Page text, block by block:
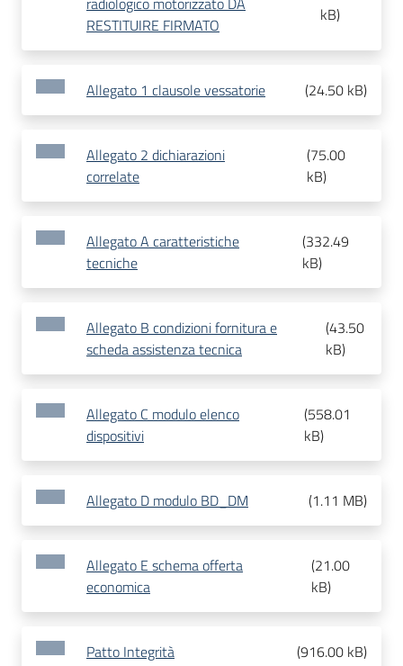
RESTITUIRE FIRMATO
kB)
Allegato 1 clausole vessatorie (24.50 kB)
Allegato 2 dichiarazioni
correlate
(75.00
kB)
Allegato A caratteristiche
tecniche
(332.49
kB)
Allegato B condizioni fornitura e
scheda assistenza tecnica
(43.50
kB)
Allegato C modulo elenco
dispositivi
(558.01
kB)
Allegato D modulo BD_DM (1.11 MB)
Allegato E schema offerta
economica
(21.00
kB)
Patto Integrità (916.00 kB)